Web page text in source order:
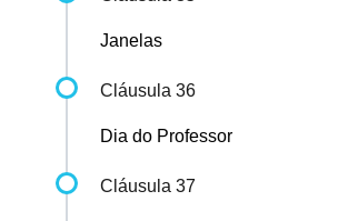
Janelas
Cláusula 36
Dia do Professor
Cláusula 37